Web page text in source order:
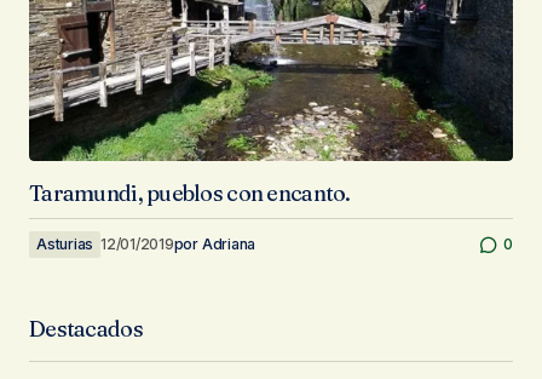
Taramundi, pueblos con encanto.
Asturias 12/01/2019por Adriana 0
Destacados